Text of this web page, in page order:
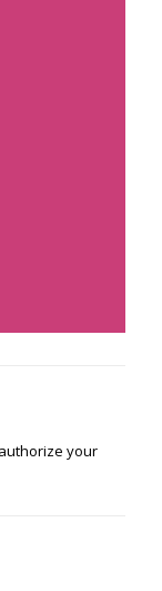
your